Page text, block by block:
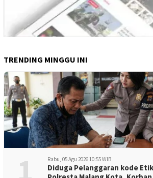
TRENDING MINGGU INI
1 Rabu, 05 Agu 2026 10:55 WIB
Diduga Pelanggaran kode